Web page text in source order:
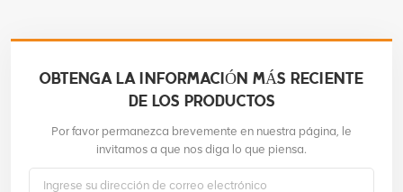
OBTENGA LA INFORMACIÓN MÁS RECIENTE
DE LOS PRODUCTOS
Por favor permanezca brevemente en nuestra página, le
invitamos a que nos diga lo que piensa.